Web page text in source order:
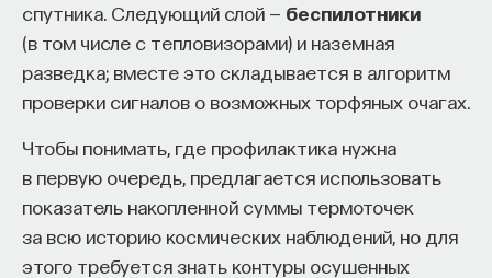
спутника. Следующий слой — беспилотники
(в том числе с тепловизорами) и наземная
разведка; вместе это складывается в алгоритм
проверки сигналов о возможных торфяных очагах.
Чтобы понимать, где профилактика нужна
в первую очередь, предлагается использовать
показатель накопленной суммы термоточек
за всю историю космических наблюдений, но для
этого требуется знать контуры осушенных